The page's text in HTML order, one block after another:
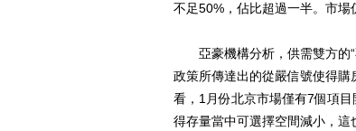
不足50%，佔比超過一半。市場
亞豪機構分析，供需雙方的“
政策所傳達出的從嚴信號使得
看，1月份北京市場僅有7個項
得存量當中可選擇空間減小，這